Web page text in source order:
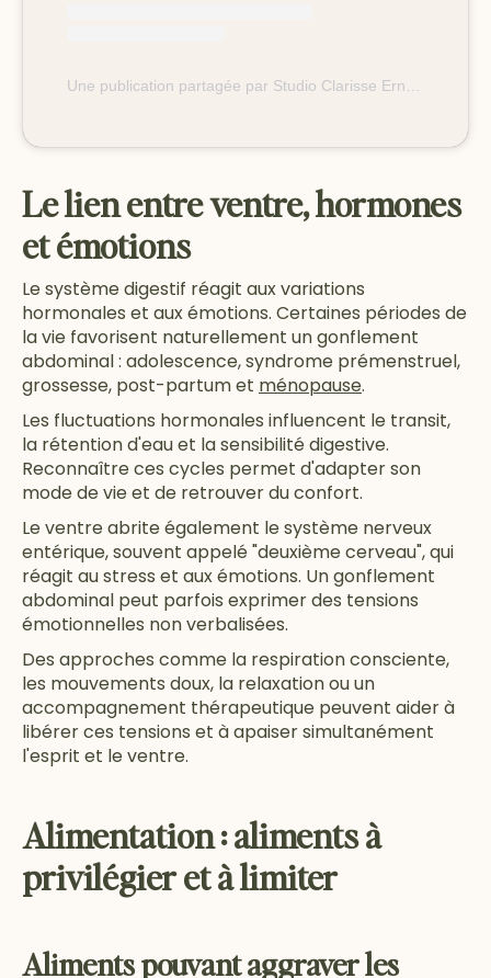
Le lien entre ventre, hormones
et émotions
Le système digestif réagit aux variations
hormonales et aux émotions. Certaines périodes de
la vie favorisent naturellement un gonflement
abdominal : adolescence, syndrome prémenstruel,
grossesse, post-partum et ménopause.
Les fluctuations hormonales influencent le transit,
la rétention d'eau et la sensibilité digestive.
Reconnaître ces cycles permet d'adapter son
mode de vie et de retrouver du confort.
Le ventre abrite également le système nerveux
entérique, souvent appelé "deuxième cerveau", qui
réagit au stress et aux émotions. Un gonflement
abdominal peut parfois exprimer des tensions
émotionnelles non verbalisées.
Des approches comme la respiration consciente,
les mouvements doux, la relaxation ou un
accompagnement thérapeutique peuvent aider à
libérer ces tensions et à apaiser simultanément
l'esprit et le ventre.
Alimentation : aliments à
privilégier et à limiter
Aliments pouvant aggraver les